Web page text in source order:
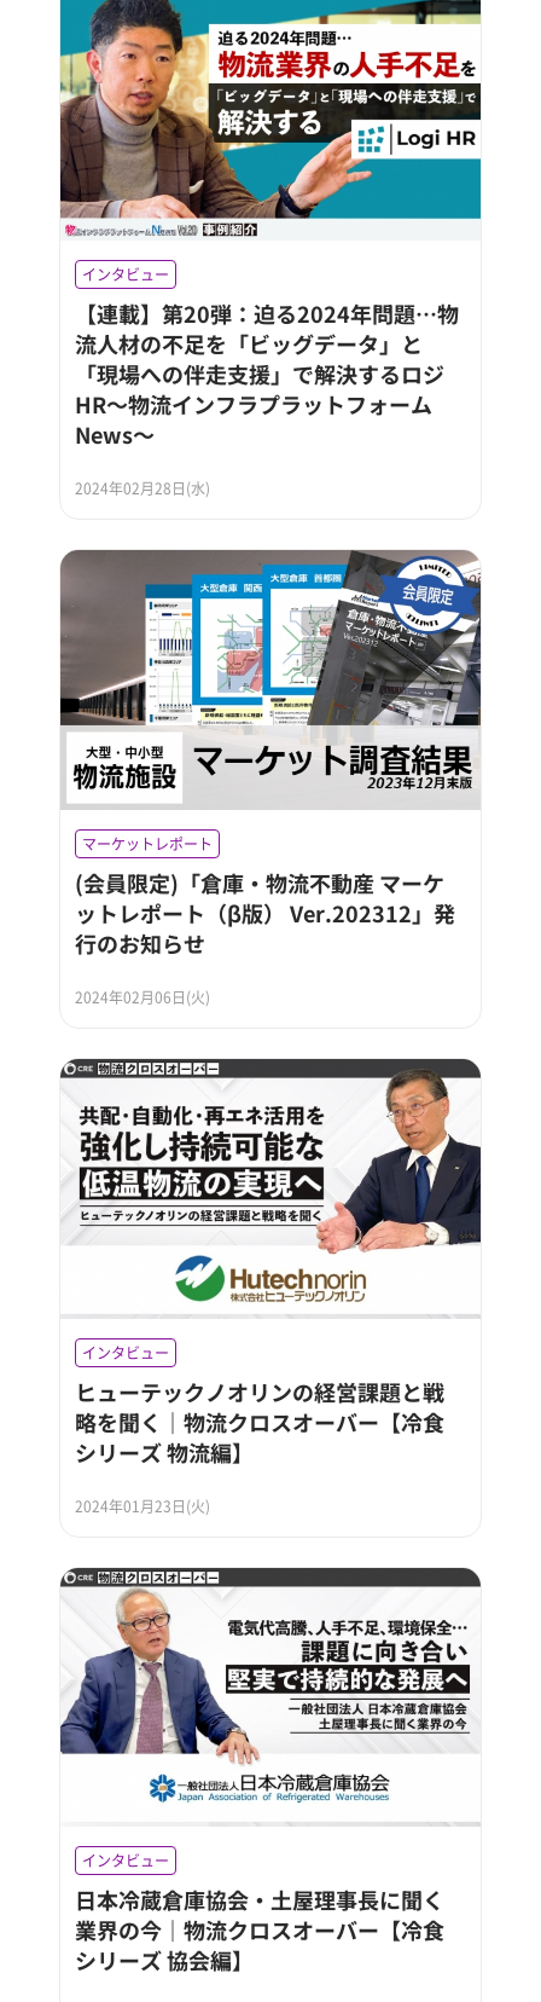
インタビュー
【連載】第20弾：迫る2024年問題…物
流人材の不足を「ビッグデータ」と
「現場への伴走支援」で解決するロジ
HR～物流インフラプラットフォーム
News～
2024年02月28日(水)
マーケットレポート
(会員限定)「倉庫・物流不動産 マーケ
ットレポート（β版） Ver.202312」発
行のお知らせ
2024年02月06日(火)
インタビュー
ヒューテックノオリンの経営課題と戦
略を聞く｜物流クロスオーバー【冷食
シリーズ 物流編】
2024年01月23日(火)
インタビュー
日本冷蔵倉庫協会・土屋理事長に聞く
業界の今｜物流クロスオーバー【冷食
シリーズ 協会編】